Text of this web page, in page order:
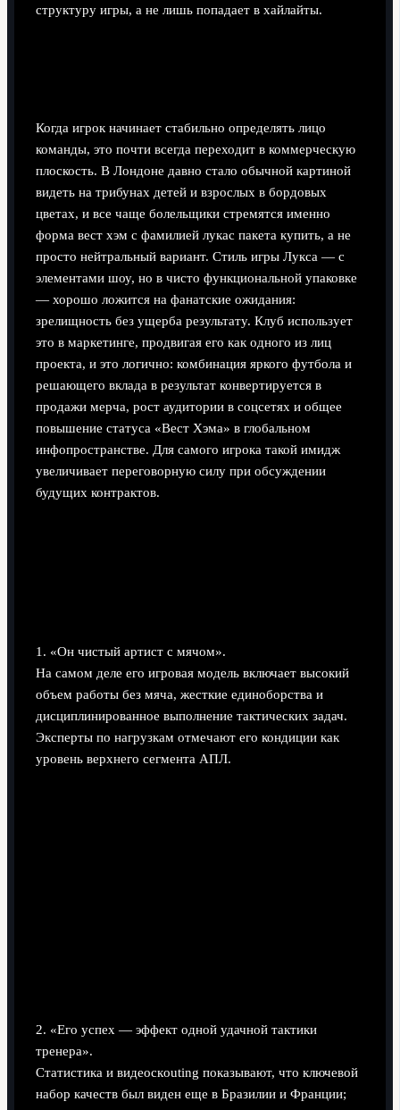
структуру игры, а не лишь попадает в хайлайты.
Когда игрок начинает стабильно определять лицо
команды, это почти всегда переходит в коммерческую
плоскость. В Лондоне давно стало обычной картиной
видеть на трибунах детей и взрослых в бордовых
цветах, и все чаще болельщики стремятся именно
форма вест хэм с фамилией лукас пакета купить, а не
просто нейтральный вариант. Стиль игры Лукса — с
элементами шоу, но в чисто функциональной упаковке
— хорошо ложится на фанатские ожидания:
зрелищность без ущерба результату. Клуб использует
это в маркетинге, продвигая его как одного из лиц
проекта, и это логично: комбинация яркого футбола и
решающего вклада в результат конвертируется в
продажи мерча, рост аудитории в соцсетях и общее
повышение статуса «Вест Хэма» в глобальном
инфопространстве. Для самого игрока такой имидж
увеличивает переговорную силу при обсуждении
будущих контрактов.
1. «Он чистый артист с мячом».
На самом деле его игровая модель включает высокий
объем работы без мяча, жесткие единоборства и
дисциплинированное выполнение тактических задач.
Эксперты по нагрузкам отмечают его кондиции как
уровень верхнего сегмента АПЛ.
2. «Его успех — эффект одной удачной тактики
тренера».
Статистика и видеоскouting показывают, что ключевой
набор качеств был виден еще в Бразилии и Франции;